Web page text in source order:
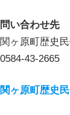
問い合わせ先
関ヶ原町歴史
0584-43-2665
関ヶ原町歴史